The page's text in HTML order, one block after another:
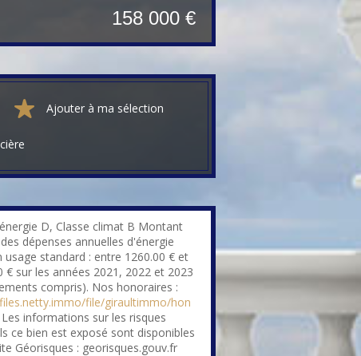
158 000 €
Ajouter à ma sélection
D, Classe climat B Montant
dépenses annuelles d'énergie
usage standard : entre 1260.00 € et
€ sur les années 2021, 2022 et 2023
compris). Nos honoraires :
file/giraultimmo/hon
Les informations sur les risques
ce bien est exposé sont disponibles
Géorisques : georisques.gouv.fr